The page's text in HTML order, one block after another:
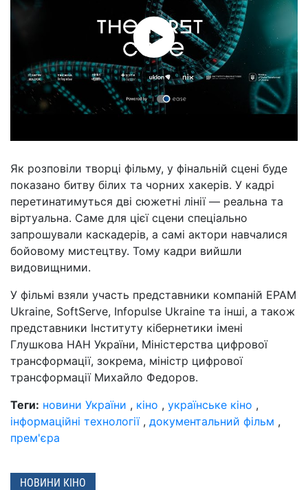
Як розповіли творці фільму, у фінальній сцені буде
показано битву білих та чорних хакерів. У кадрі
перетинатимуться дві сюжетні лінії — реальна та
віртуальна. Саме для цієї сцени спеціально
запрошували каскадерів, а самі актори навчалися
бойовому мистецтву. Тому кадри вийшли
видовищними.
У фільмі взяли участь представники компаній EPAM
Ukraine, SoftServe, Infopulse Ukraine та інші, а також
представники Інституту кібернетики імені
Глушкова НАН України, Міністерства цифрової
трансформації, зокрема, міністр цифрової
трансформації Михайло Федоров.
Теги: новини України , кіно , українське кіно ,
інформаційні технології, документальний фільм ,
прем'єра
НОВИНИ КІНО